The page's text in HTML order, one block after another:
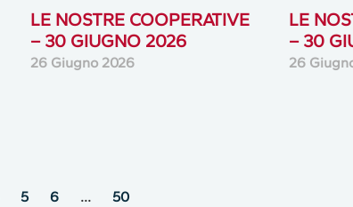
LE NOSTRE COOPERATIVE
– 30 GIUGNO 2026
26 Giugno 2026
LE
– 30
26
5 6 … 50